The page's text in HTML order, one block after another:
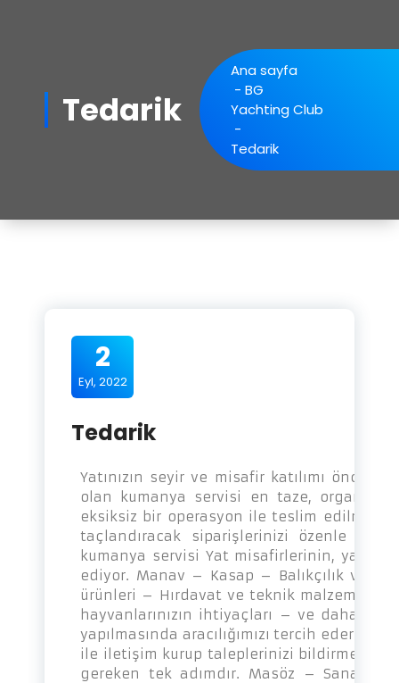
Tedarik
Ana sayfa
- BG
Yachting Club
-
Tedarik
2
Eyl, 2022
Tedarik
Yatınızın seyir ve misafir katılımı
olan kumanya servisi en taze, organik,
eksiksiz bir operasyon ile teslim
taçlandıracak siparişlerinizi özenle
kumanya servisi Yat misafirlerinin, yat
ediyor. Manav – Kasap – Balıkçılık ve
ürünleri – Hırdavat ve teknik
hayvanlarınızın ihtiyaçları – ve daha
yapılmasında aracılığımızı tercih ederek
ile iletişim kurup taleplerinizi bildirmeniz
gereken tek adımdır. Masöz – Sanat